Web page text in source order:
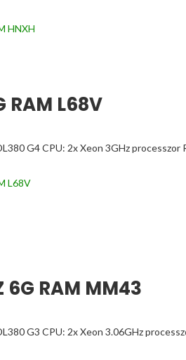
HNXH
RAM L68V
G4 CPU: 2x Xeon 3GHz
L68V
6G RAM MM43
G3 CPU: 2x Xeon 3.06GHz